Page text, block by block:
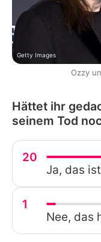
Getty Images
Ozzy
Hättet ihr
seinem Tod
20
Ja, das
1
Nee, das